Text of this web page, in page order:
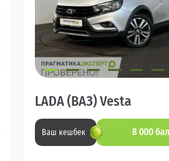
LADA (ВАЗ) Vesta
Ваш кешбек 8 000